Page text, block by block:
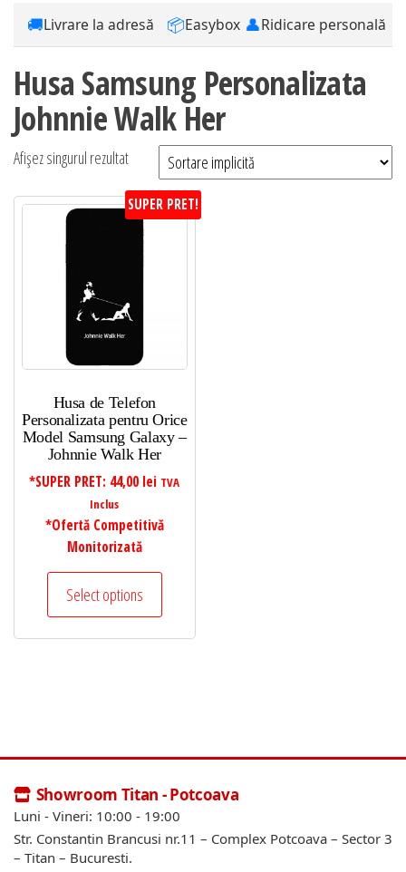
🚚Livrare la adresă 📦Easybox 👤Ridicare personală
Husa Samsung Personalizata
Johnnie Walk Her
Afișez singurul rezultat
SUPER PRET!
Husa de Telefon
Personalizata pentru Orice
Model Samsung Galaxy –
Johnnie Walk Her
*SUPER PRET: 44,00 lei TVA
Inclus
*Ofertă Competitivă
Monitorizată
Select options
Showroom Titan - Potcoava
Luni - Vineri: 10:00 - 19:00
Str. Constantin Brancusi nr.11 – Complex Potcoava – Sector 3
– Titan – Bucuresti.